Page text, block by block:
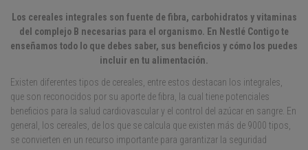
Los cereales integrales son fuente de fibra, carbohidratos y vitaminas
del complejo B necesarias para el organismo. En Nestlé Contigo te
enseñamos todo lo que debes saber, sus beneficios y cómo los puedes
incluir en tu alimentación.
Existen diferentes tipos de cereales, entre estos destacan los integrales,
que son reconocidos por su aporte de fibra, la cual tiene potenciales
beneficios para la salud cardiovascular y el control del azúcar en sangre. En
general, los cereales, de los que se calcula que existen más de 9000 tipos,
se convierten en un recurso importante para garantizar la seguridad